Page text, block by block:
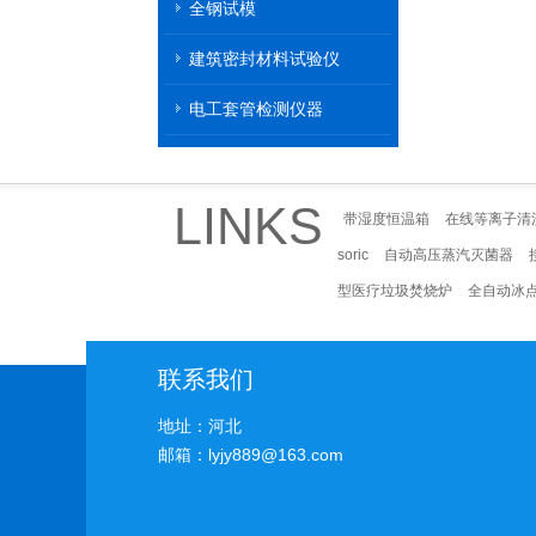
全钢试模
建筑密封材料试验仪
电工套管检测仪器
LINKS 带湿度恒温箱 在线等离子清
soric 自动高压蒸汽灭菌器
型医疗垃圾焚烧炉 全自动冰
联系我们
地址：河北
邮箱：lyjy889@163.com